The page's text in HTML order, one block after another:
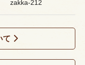
zakka-212
て